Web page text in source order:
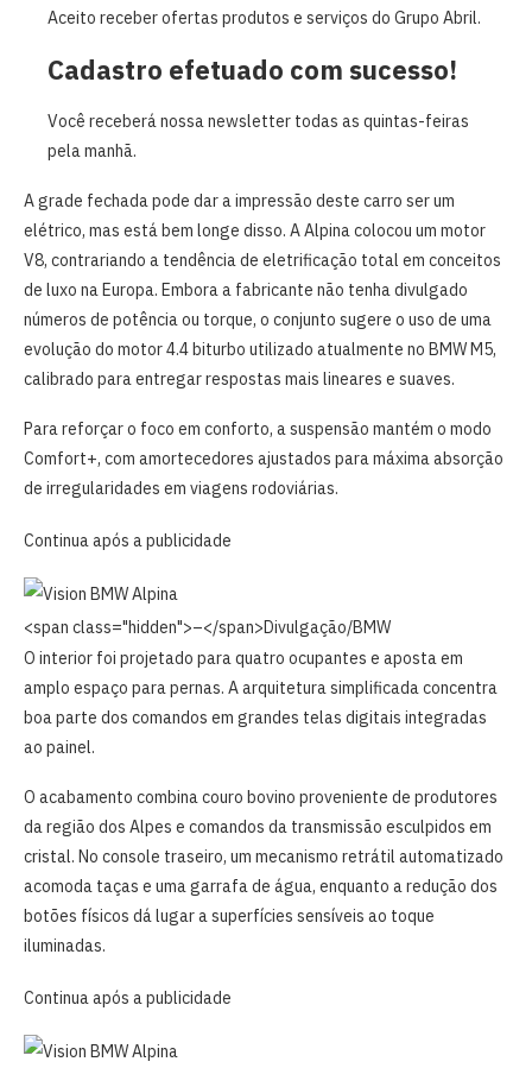
Aceito receber ofertas produtos e serviços do Grupo Abril.
Cadastro efetuado com sucesso!
Você receberá nossa newsletter todas as quintas-feiras
pela manhã.
A grade fechada pode dar a impressão deste carro ser um
elétrico, mas está bem longe disso. A Alpina colocou um motor
V8, contrariando a tendência de eletrificação total em conceitos
de luxo na Europa. Embora a fabricante não tenha divulgado
números de potência ou torque, o conjunto sugere o uso de uma
evolução do motor 4.4 biturbo utilizado atualmente no BMW M5,
calibrado para entregar respostas mais lineares e suaves.
Para reforçar o foco em conforto, a suspensão mantém o modo
Comfort+, com amortecedores ajustados para máxima absorção
de irregularidades em viagens rodoviárias.
Continua após a publicidade
<span class="hidden">–</span>Divulgação/BMW
O interior foi projetado para quatro ocupantes e aposta em
amplo espaço para pernas. A arquitetura simplificada concentra
boa parte dos comandos em grandes telas digitais integradas
ao painel.
O acabamento combina couro bovino proveniente de produtores
da região dos Alpes e comandos da transmissão esculpidos em
cristal. No console traseiro, um mecanismo retrátil automatizado
acomoda taças e uma garrafa de água, enquanto a redução dos
botões físicos dá lugar a superfícies sensíveis ao toque
iluminadas.
Continua após a publicidade